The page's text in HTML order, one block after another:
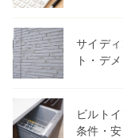
サイデ
ト・デ
ビルト
条件・